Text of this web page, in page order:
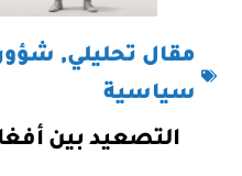
مقال تحليلي,
سياسية
التصعيد بين